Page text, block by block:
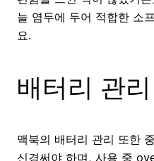
늘 염두에 두어 적합한 소
요.
배터리 관리
맥북의 배터리 관리 또한
신경써야 하며, 사용 중